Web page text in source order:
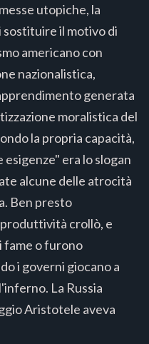
utopiche, la
sostituire il motivo di
americano con
nazionalistica,
generata
moralistica del
la propria capacità,
era lo slogan
alcune delle atrocità
Ben presto
crollò, e
fame o furono
i governi giocano a
La Russia
Aristotele aveva